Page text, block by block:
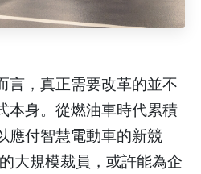
言，真正需要改革的並不
本身。從燃油車時代累積
應付智慧電動車的新競
大規模裁員，或許能為企